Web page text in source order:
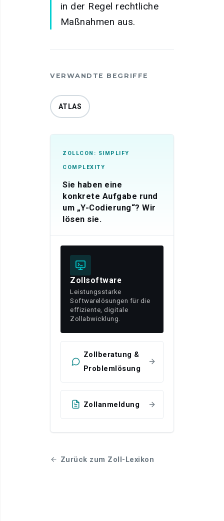
in der Regel rechtliche
Maßnahmen aus.
VERWANDTE BEGRIFFE
ATLAS
ZOLLCON: SIMPLIFY
COMPLEXITY
Sie haben eine
konkrete Aufgabe rund
um „Y-Codierung“? Wir
lösen sie.
Zollsoftware
Leistungsstarke
Softwarelösungen für die
effiziente, digitale
Zollabwicklung.
Zollberatung &
Problemlösung
Zollanmeldung
Zurück zum Zoll-Lexikon